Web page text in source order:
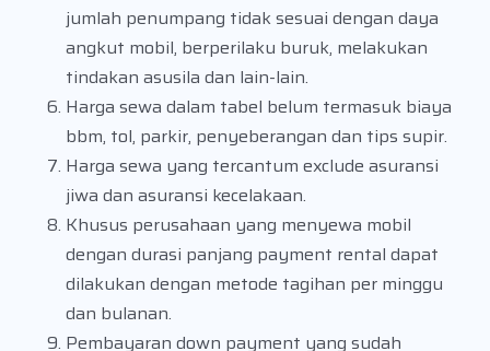
jumlah penumpang tidak sesuai dengan daya
angkut mobil, berperilaku buruk, melakukan
tindakan asusila dan lain-lain.
Harga sewa dalam tabel belum termasuk biaya
bbm, tol, parkir, penyeberangan dan tips supir.
Harga sewa yang tercantum exclude asuransi
jiwa dan asuransi kecelakaan.
Khusus perusahaan yang menyewa mobil
dengan durasi panjang payment rental dapat
dilakukan dengan metode tagihan per minggu
dan bulanan.
Pembayaran down payment yang sudah